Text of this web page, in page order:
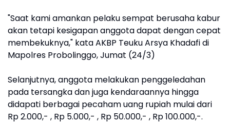
"Saat kami amankan pelaku sempat berusaha kabur
akan tetapi kesigapan anggota dapat dengan cepat
membekuknya," kata AKBP Teuku Arsya Khadafi di
Mapolres Probolinggo, Jumat (24/3)
Selanjutnya, anggota melakukan penggeledahan
pada tersangka dan juga kendaraannya hingga
didapati berbagai pecaham uang rupiah mulai dari
Rp 2.000,- , Rp 5.000,- , Rp 50.000,- , Rp 100.000,-.